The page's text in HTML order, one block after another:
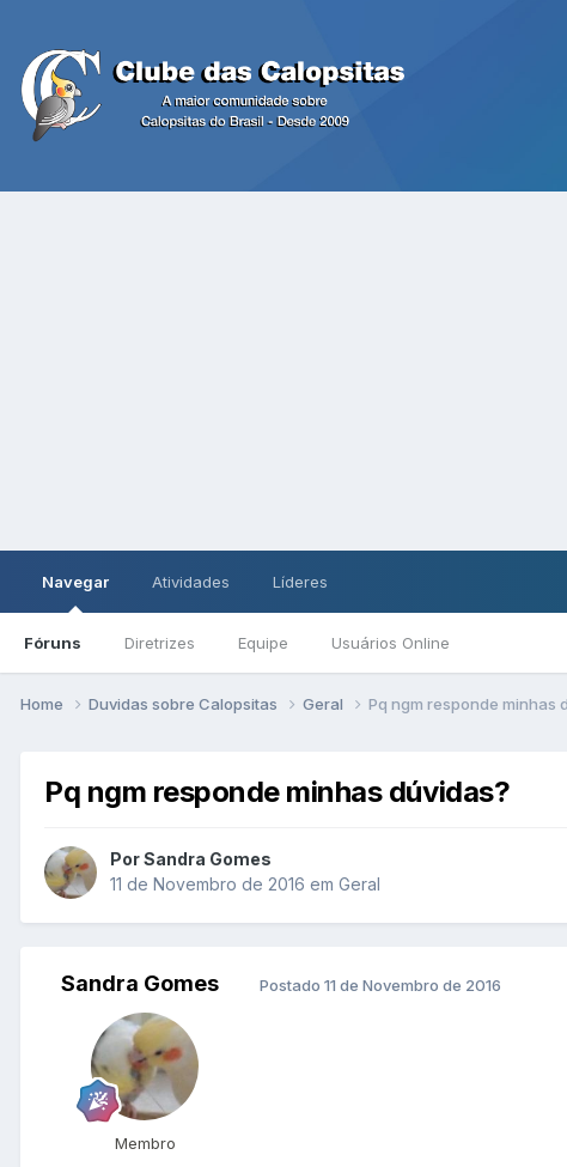
Navegar
Fóruns Diretrizes Equipe Usuários Online
Atividades Líderes
Home Duvidas sobre Calopsitas Geral Pq ngm responde minhas
Pq ngm responde minhas dúvidas?
Por Sandra Gomes
11 de Novembro de 2016 em Geral
Sandra Gomes
Membro
Postado 11 de Novembro de 2016